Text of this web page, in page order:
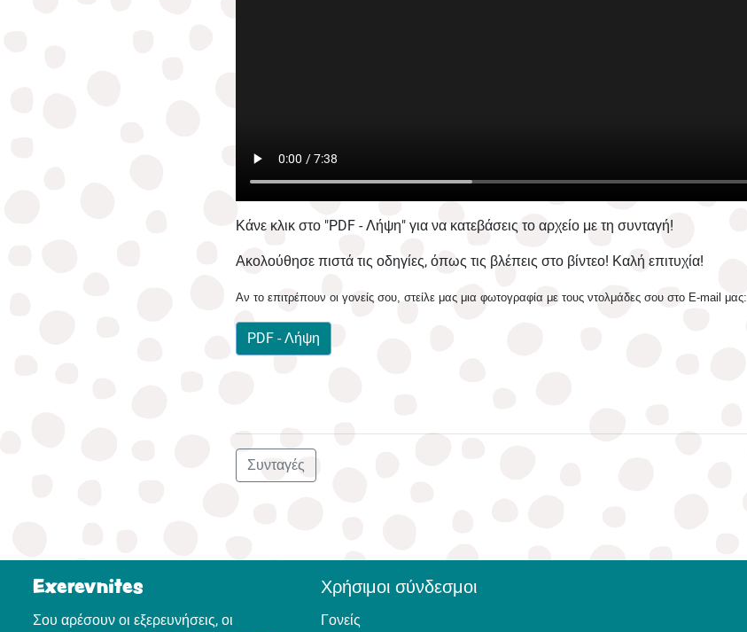
Κάνε κλικ στο "PDF - Λήψη" για να κατεβάσεις το αρχείο με τη συνταγή!
Ακολούθησε πιστά τις οδηγίες, όπως τις βλέπεις στο βίντεο! Καλή επιτυχία!
Αν το επιτρέπουν οι γονείς σου, στείλε μας μια φωτογραφία με τους ντολμάδες σου στο E-mail μας:
PDF - Λήψη
Συνταγές
Exerevnites
Σου αρέσουν οι εξερευνήσεις, οι
Χρήσιμοι σύνδεσμοι
Γονείς